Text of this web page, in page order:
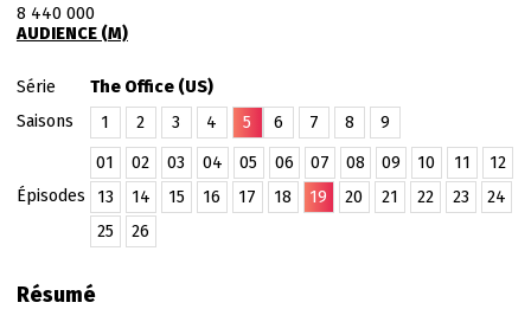
8 440 000
AUDIENCE (M)
Série
The Office (US)
Saisons
1 2 3 4 5 6 7 8 9
Épisodes
01 02 03 04 05 06 07 08 09 10 11
12
13
14 15 16 17 18 19 20 21 22 23
24
25
26
Résumé